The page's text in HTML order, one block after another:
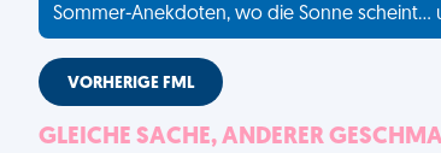
Sommer-Anekdoten, wo die Sonne scheint...
VORHERIGE FML
GLEICHE SACHE, ANDERER